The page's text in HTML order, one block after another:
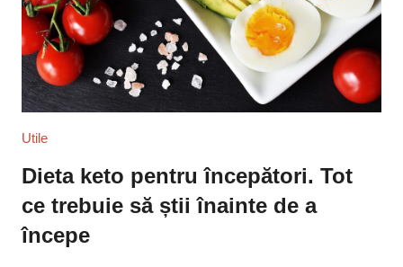
Utile
Dieta keto pentru începători. Tot
ce trebuie să știi înainte de a
începe